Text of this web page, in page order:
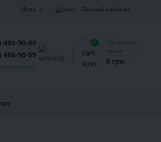
Мова Личный кабинет
486-90-09
486-90-09
звонок
0
Оформить
заказ
0 грн